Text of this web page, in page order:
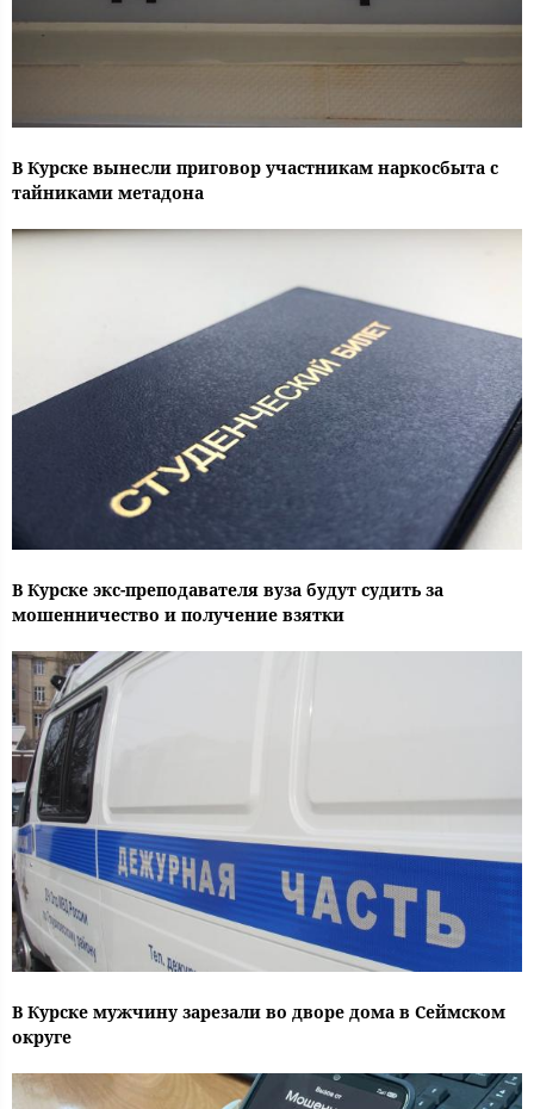
В Курске вынесли приговор участникам наркосбыта с
тайниками метадона
В Курске экс-преподавателя вуза будут судить за
мошенничество и получение взятки
В Курске мужчину зарезали во дворе дома в Сеймском
округе